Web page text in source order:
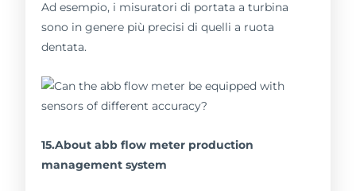
Ad esempio, i misuratori di portata a turbina
sono in genere più precisi di quelli a ruota
dentata.
15.About abb flow meter production
management system